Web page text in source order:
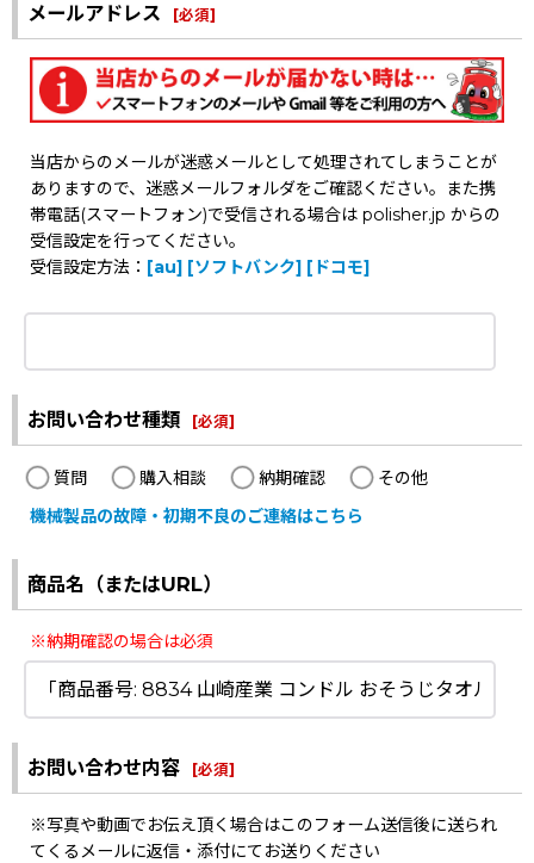
メールアドレス [必須]
当店からのメールが迷惑メールとして処理されてしまうことが
ありますので、迷惑メールフォルダをご確認ください。また携
帯電話(スマートフォン)で受信される場合は polisher.jp からの
受信設定を行ってください。
受信設定方法： [au] [ソフトバンク] [ドコモ]
お問い合わせ種類 [必須]
質問 購入相談 納期確認
その他
機械製品の故障・初期不良のご連絡はこちら
商品名（またはURL）
※納期確認の場合は必須
お問い合わせ内容 [必須]
※写真や動画でお伝え頂く場合はこのフォーム送信後に送られ
てくるメールに返信・添付にてお送りください